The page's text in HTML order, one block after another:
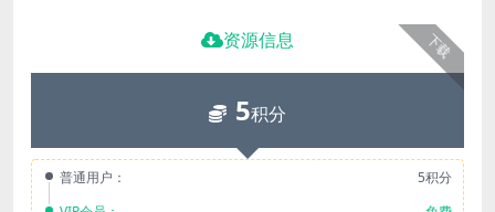
下载
资源信息
5积分
普通用户：
5积分